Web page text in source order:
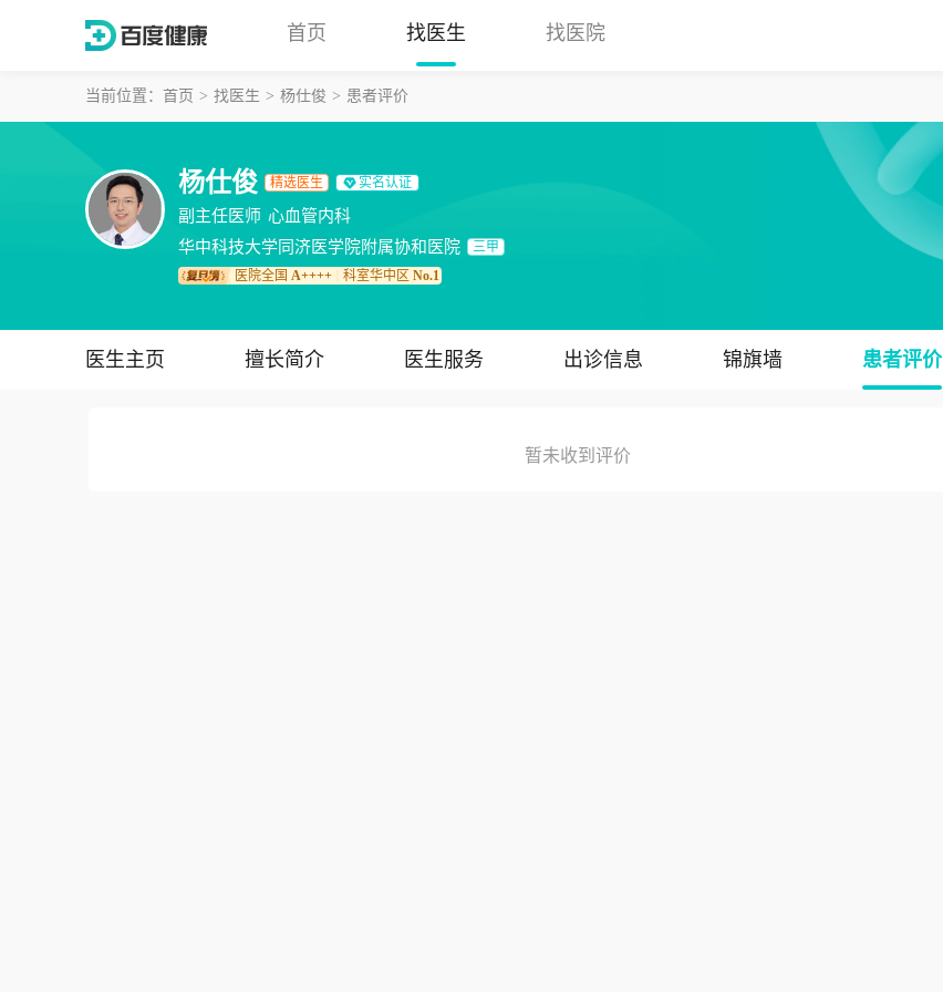
首页 找医生 找医院
当前位置： 首页 找医生 杨仕俊 患者评价
杨仕俊 精选医生 实名认证
副主任医师 心血管内科
华中科技大学同济医学院附属协和医院
三甲
医院全国 A++++ 科室华中区 No.1
医生主页 擅长简介 医生服务 出诊信息 锦旗墙 患者评价
暂未收到评价